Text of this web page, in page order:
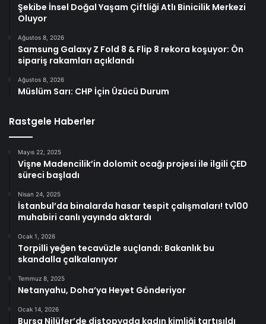
Şekibe İnsel Doğal Yaşam Çiftliği Atlı Binicilik Merkezi
Oluyor
Ağustos 8, 2026
Samsung Galaxy Z Fold 8 & Flip 8 rekora koşuyor: Ön
sipariş rakamları açıklandı
Ağustos 8, 2026
Müslüm Sarı: CHP İçin Üzücü Durum
Rastgele Haberler
Mayıs 22, 2025
Vişne Madencilik’in dolomit ocağı projesi ile ilgili ÇED
süreci başladı
Nisan 24, 2025
İstanbul’da binalarda hasar tespit çalışmaları! tv100
muhabiri canlı yayında aktardı
Ocak 1, 2026
Torpilli yeğen tecavüzle suçlandı: Bakanlık bu
skandalla çalkalanıyor
Temmuz 8, 2025
Netanyahu, Doha’ya Heyet Gönderiyor
Ocak 14, 2026
Bursa Nilüfer’de distopyada kadın kimliği tartışıldı